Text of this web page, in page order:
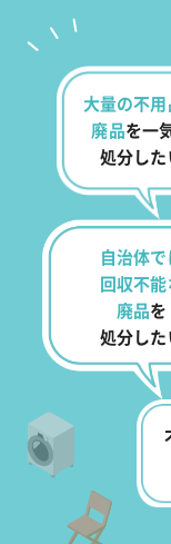
大量の不用
廃品を一
処分した
自治体
回収不能
廃品を
処分した